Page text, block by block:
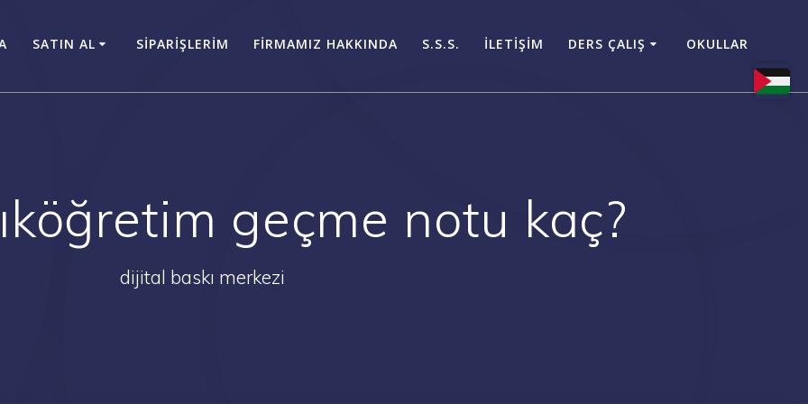
SATIN AL SİPARİŞLERİM FİRMAMIZ HAKKINDA S.S.S. İLETİŞİM DERS ÇALIŞ OKULLAR
geçme notu kaç?
dijital baskı merkezi